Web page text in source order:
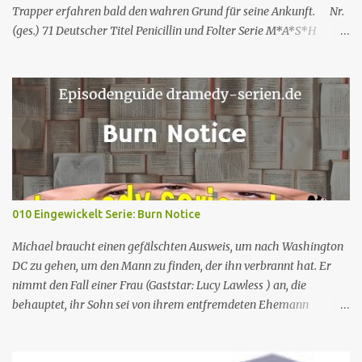
Trapper erfahren bald den wahren Grund für seine Ankunft. Nr.
(ges.) 71 Deutscher Titel Penicillin und Folter Serie M*A*S*H
Erstaus­strahlung USA 11. Mär. 1975 Deutsch­sprachige EA 19. Apr.
1991 Rolle Schauspieler Synchron sprecher DVD-Nach synchro
VHS M*A*S*H – Teil 2 Captain Benjamin Franklin „Hawkeye“
Pierce Alan Alda Thomas Wolff Reinhard Scheunemann Hans-
Werner Bussinger Captain „Trapper“ John McIntyre Wayne Rogers
Gerald Paradies – Lieutenant Colonel Henry Blake McLean
Stevenson Lothar Mann – Captain B.J. Hunnicutt Mike Farrell Jörg
Hengstler Norbert Langer Colonel Sherman Potter Harry Morgan
Hans Nitschke Erich Räuker Heinz Giese Major Frank
„Frettchengesicht“ Burns Larry Linville Uwe Paulsen (...
010 Eingewickelt Serie: Burn Notice
Michael braucht einen gefälschten Ausweis, um nach Washington
DC zu gehen, um den Mann zu finden, der ihn verbrannt hat. Er
nimmt den Fall einer Frau (Gaststar: Lucy Lawless ) an, die
behauptet, ihr Sohn sei von ihrem entfremdeten Ehemann